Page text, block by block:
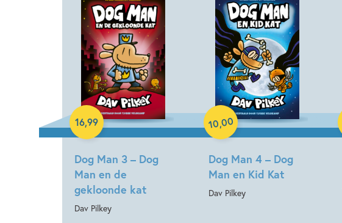
Dog Man 3 – Dog
Man en de
gekloonde kat
Dav Pilkey
16,99
Hardcover
Dog Man 4 – Dog
Man en Kid Kat
Dav Pilkey
10,00
Paperback